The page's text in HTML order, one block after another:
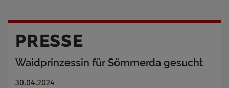
PRESSE
Waidprinzessin für Sömmerda gesucht
30.04.2024